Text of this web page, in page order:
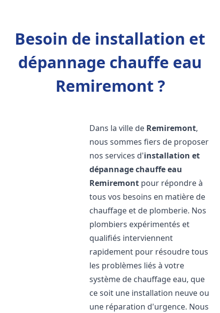
Besoin de installation et
dépannage chauffe eau
Remiremont ?
Dans la ville de Remiremont,
nous sommes fiers de proposer
nos services d'installation et
dépannage chauffe eau
Remiremont pour répondre à
tous vos besoins en matière de
chauffage et de plomberie. Nos
plombiers expérimentés et
qualifiés interviennent
rapidement pour résoudre tous
les problèmes liés à votre
système de chauffage eau, que
ce soit une installation neuve ou
une réparation d'urgence. Nous